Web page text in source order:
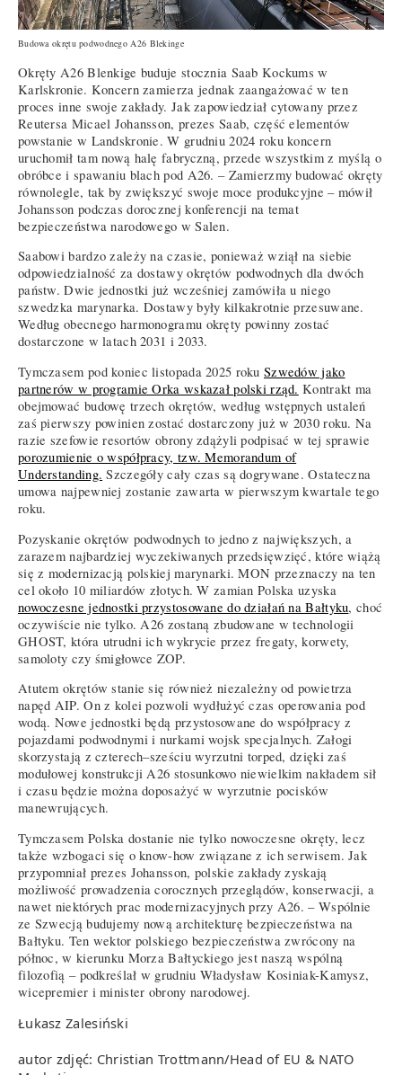
Budowa okrętu podwodnego A26 Blekinge
Okręty A26 Blenkige buduje stocznia Saab Kockums w
Karlskronie. Koncern zamierza jednak zaangażować w ten
proces inne swoje zakłady. Jak zapowiedział cytowany przez
Reutersa Micael Johansson, prezes Saab, część elementów
powstanie w Landskronie. W grudniu 2024 roku koncern
uruchomił tam nową halę fabryczną, przede wszystkim z myślą o
obróbce i spawaniu blach pod A26. – Zamierzmy budować okręty
równolegle, tak by zwiększyć swoje moce produkcyjne – mówił
Johansson podczas dorocznej konferencji na temat
bezpieczeństwa narodowego w Salen.
Saabowi bardzo zależy na czasie, ponieważ wziął na siebie
odpowiedzialność za dostawy okrętów podwodnych dla dwóch
państw. Dwie jednostki już wcześniej zamówiła u niego
szwedzka marynarka. Dostawy były kilkakrotnie przesuwane.
Według obecnego harmonogramu okręty powinny zostać
dostarczone w latach 2031 i 2033.
Tymczasem pod koniec listopada 2025 rokuSzwedów jako
partnerów w programie Orka wskazał polski rząd. Kontrakt ma
obejmować budowę trzech okrętów, według wstępnych ustaleń
zaś pierwszy powinien zostać dostarczony już w 2030 roku. Na
razie szefowie resortów obrony zdążyli podpisać w tej sprawie
porozumienie o współpracy, tzw. Memorandum of
Understanding. Szczegóły cały czas są dogrywane. Ostateczna
umowa najpewniej zostanie zawarta w pierwszym kwartale tego
roku.
Pozyskanie okrętów podwodnych to jedno z największych, a
zarazem najbardziej wyczekiwanych przedsięwzięć, które wiążą
się z modernizacją polskiej marynarki. MON przeznaczy na ten
cel około 10 miliardów złotych. W zamian Polska uzyska
nowoczesne jednostki przystosowane do działań na Bałtyku, choć
oczywiście nie tylko. A26 zostaną zbudowane w technologii
GHOST, która utrudni ich wykrycie przez fregaty, korwety,
samoloty czy śmigłowce ZOP.
Atutem okrętów stanie się również niezależny od powietrza
napęd AIP. On z kolei pozwoli wydłużyć czas operowania pod
wodą. Nowe jednostki będą przystosowane do współpracy z
pojazdami podwodnymi i nurkami wojsk specjalnych. Załogi
skorzystają z czterech–sześciu wyrzutni torped, dzięki zaś
modułowej konstrukcji A26 stosunkowo niewielkim nakładem sił
i czasu będzie można doposażyć w wyrzutnie pocisków
manewrujących.
Tymczasem Polska dostanie nie tylko nowoczesne okręty, lecz
także wzbogaci się o know-how związane z ich serwisem. Jak
przypomniał prezes Johansson, polskie zakłady zyskają
możliwość prowadzenia corocznych przeglądów, konserwacji, a
nawet niektórych prac modernizacyjnych przy A26. – Wspólnie
ze Szwecją budujemy nową architekturę bezpieczeństwa na
Bałtyku. Ten wektor polskiego bezpieczeństwa zwrócony na
północ, w kierunku Morza Bałtyckiego jest naszą wspólną
filozofią – podkreślał w grudniu Władysław Kosiniak-Kamysz,
wicepremier i minister obrony narodowej.
Łukasz Zalesiński
autor zdjęć: Christian Trottmann/Head of EU & NATO